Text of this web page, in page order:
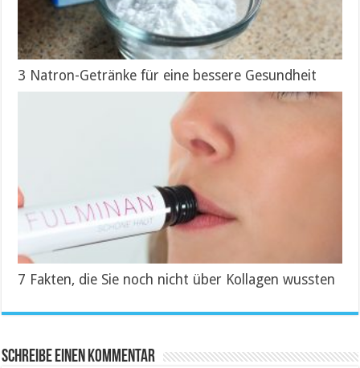
3 Natron-Getränke für eine bessere Gesundheit
7 Fakten, die Sie noch nicht über Kollagen wussten
Schreibe einen Kommentar